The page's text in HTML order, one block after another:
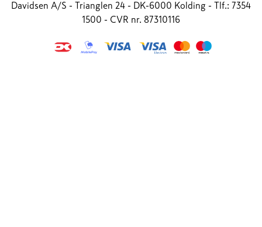
Davidsen A/S - Trianglen 24 - DK-6000 Kolding - Tlf.: 7354
1500 - CVR nr. 87310116